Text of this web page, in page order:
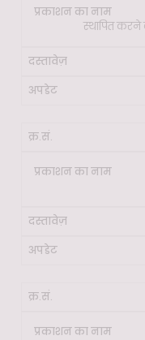
स्थापित